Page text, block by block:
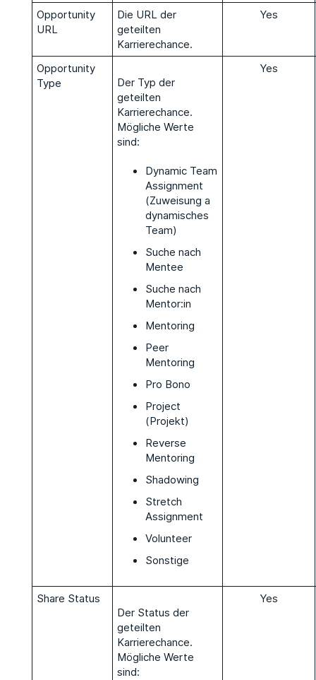
Opportunity
URL
Die URL der
geteilten
Karrierechance.
Yes
Opportunity
Type
Der Typ der
geteilten
Karrierechance.
Mögliche Werte
sind:
Dynamic Team
Assignment
(Zuweisung a
dynamisches
Team)
Suche nach
Mentee
Suche nach
Mentor:in
Mentoring
Peer
Mentoring
Pro Bono
Project
(Projekt)
Reverse
Mentoring
Shadowing
Stretch
Assignment
Volunteer
Sonstige
Yes
Share Status
Der Status der
geteilten
Karrierechance.
Mögliche Werte
sind:
Yes